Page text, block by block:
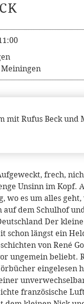
mit Rufus Beck
frech,
Unsinn im Kopf.
wo es um alles
auf dem Schulhof
Der
schon längst ein
von René
ungemein beliebt.
eingelesen
französische